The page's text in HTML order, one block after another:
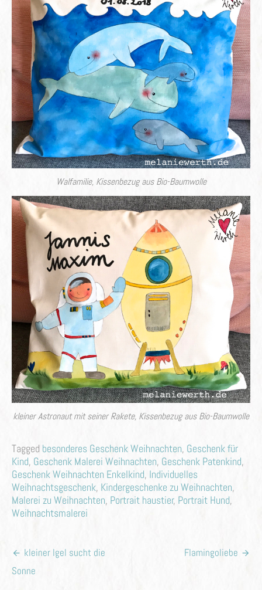
Walfamilie, Kissenbezug aus Bio-Baumwolle
kleiner Astronaut mit seiner Rakete, Kissenbezug aus Bio-Baumwolle
Tagged besonderes Geschenk Weihnachten, Geschenk für
Kind, Geschenk Malerei Weihnachten, Geschenk Patenkind,
Geschenk Weihnachten Enkelkind, Individuelles
Weihnachtsgeschenk, Kindergeschenke zu Weihnachten,
Malerei zu Weihnachten, Portrait haustier, Portrait Hund,
Weihnachtsmalerei
Beitragsnavigation
kleiner Igel sucht die
Sonne
Flamingoliebe